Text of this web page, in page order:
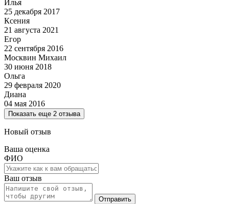
Илья
25 декабря 2017
Ксения
21 августа 2021
Егор
22 сентября 2016
Москвин Михаил
30 июня 2018
Ольга
29 февраля 2020
Диана
04 мая 2016
Показать еще 2 отзыва
Новый отзыв
Ваша оценка
ФИО
Ваш отзыв
Отправить